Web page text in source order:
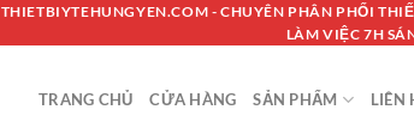
THIETBIYTEHUNGYEN.COM - CHUYÊN PHÂN PHỐI
LÀM VIỆC 7H
TRANG CHỦ CỬA HÀNG SẢN PHẨM LIÊN